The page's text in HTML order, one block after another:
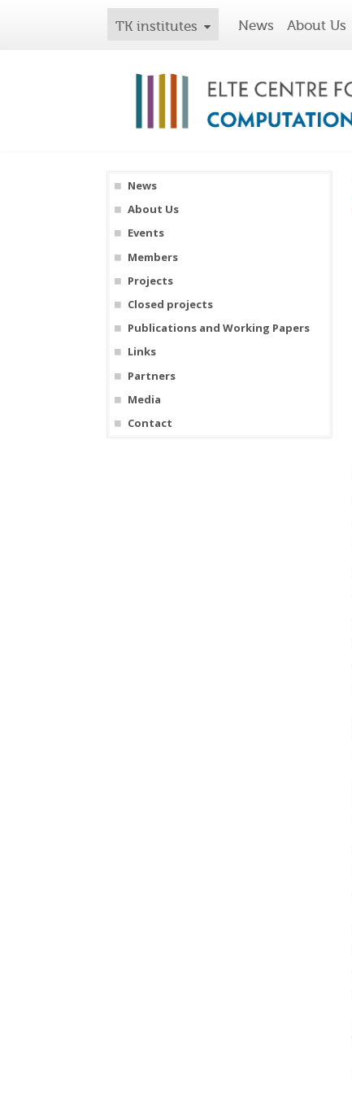
TK institutes News About Us
News
About Us
Events
Members
Projects
Closed projects
Publications and Working Papers
Links
Partners
Media
Contact